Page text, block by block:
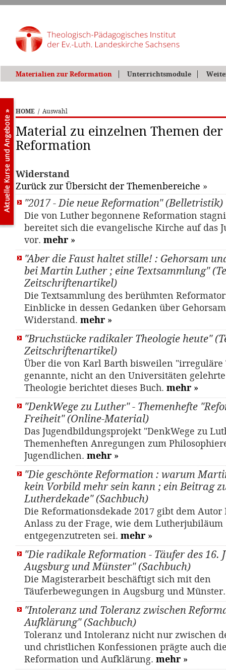
Materialien zur Reformation Unterrichtsmodule
HOME / Auswahl
Material zu einzelnen Themen der
Reformation
Widerstand
Zurück zur Übersicht der Themenbereiche »
"2017 - Die neue Reformation" (Belletristik)
Die von Luther begonnene Reformation
bereitet sich die evangelische Kirche auf das
vor. mehr »
"Aber die Faust haltet stille! : Gehorsam
bei Martin Luther ; eine Textsammlung"
Zeitschriftenartikel)
Die Textsammlung des berühmten
Einblicke in dessen Gedanken über
Widerstand. mehr »
"Bruchstücke radikaler Theologie heute"
Zeitschriftenartikel)
Über die von Karl Barth bisweilen "irreguläre
genannte, nicht an den Universitäten
Theologie berichtet dieses Buch. mehr »
"DenkWege zu Luther" - Themenhefte
Freiheit" (Online-Material)
Das Jugendbildungsprojekt "DenkWege zu
Themenheften Anregungen zum
Jugendlichen. mehr »
"Die geschönte Reformation : warum
kein Vorbild mehr sein kann ; ein Beitrag
Lutherdekade" (Sachbuch)
Die Reformationsdekade 2017 gibt dem Autor
Anlass zu der Frage, wie dem Lutherjubiläum
entgegenzutreten sei. mehr »
"Die radikale Reformation - Täufer des 16.
Augsburg und Münster" (Sachbuch)
Die Magisterarbeit beschäftigt sich mit den
Täuferbewegungen in Augsburg und
"Intoleranz und Toleranz zwischen
Aufklärung" (Sachbuch)
Toleranz und Intoleranz nicht nur zwischen
und christlichen Konfessionen prägte auch
Reformation und Aufklärung. mehr »